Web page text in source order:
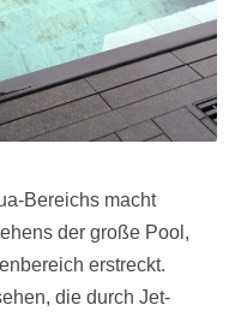
Bereichs macht
der große Pool,
erstreckt.
die durch Jet-